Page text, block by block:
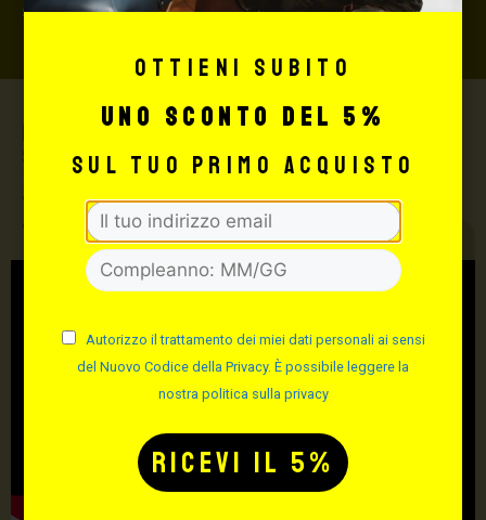
shop@maxsignorello.it.
Max Signorello Tattoo
Supply
TUTTO PER IL TUO
TATTOO STUDIO
Ottieni subito
uno sconto del 5%
sul tuo primo acquisto
Autorizzo il trattamento dei miei dati personali ai sensi
del Nuovo Codice della Privacy. È possibile leggere la
nostra politica sulla privacy